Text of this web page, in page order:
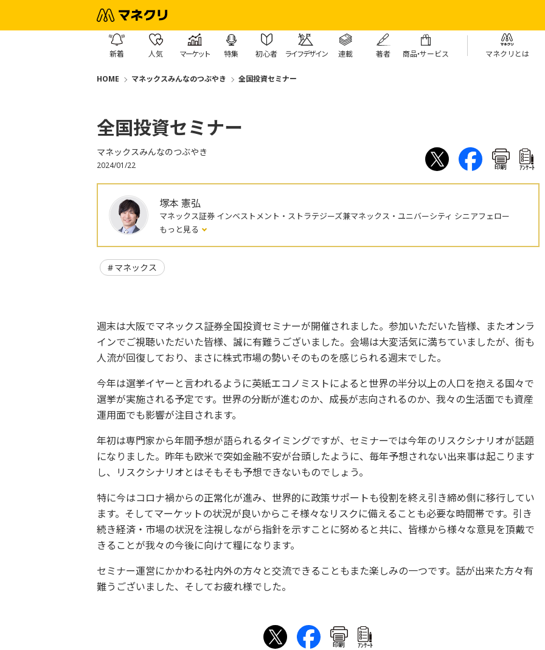
新着 人気 マーケット 特集 初心者 ライフデザイン 連載 著者 商品・サービス マネクリとは
HOME マネックスみんなのつぶやき 全国投資セミナー
全国投資セミナー
マネックスみんなのつぶやき
2024/01/22 印刷 ｱﾝｹｰﾄ
塚本 憲弘
マネックス証券 インベストメント・ストラテジーズ兼マネックス・ユニバーシティ シニアフェロー
もっと見る
マネックス
週末は大阪でマネックス証券全国投資セミナーが開催されました。参加いただいた皆様、またオンラ
インでご視聴いただいた皆様、誠に有難うございました。会場は大変活気に満ちていましたが、街も
人流が回復しており、まさに株式市場の勢いそのものを感じられる週末でした。
今年は選挙イヤーと言われるように英紙エコノミストによると世界の半分以上の人口を抱える国々で
選挙が実施される予定です。世界の分断が進むのか、成長が志向されるのか、我々の生活面でも資産
運用面でも影響が注目されます。
年初は専門家から年間予想が語られるタイミングですが、セミナーでは今年のリスクシナリオが話題
になりました。昨年も欧米で突如金融不安が台頭したように、毎年予想されない出来事は起こります
し、リスクシナリオとはそもそも予想できないものでしょう。
特に今はコロナ禍からの正常化が進み、世界的に政策サポートも役割を終え引き締め側に移行してい
ます。そしてマーケットの状況が良いからこそ様々なリスクに備えることも必要な時間帯です。引き
続き経済・市場の状況を注視しながら指針を示すことに努めると共に、皆様から様々な意見を頂戴で
きることが我々の今後に向けて糧になります。
セミナー運営にかかわる社内外の方々と交流できることもまた楽しみの一つです。話が出来た方々有
難うございました、そしてお疲れ様でした。
印刷 ｱﾝｹｰﾄ